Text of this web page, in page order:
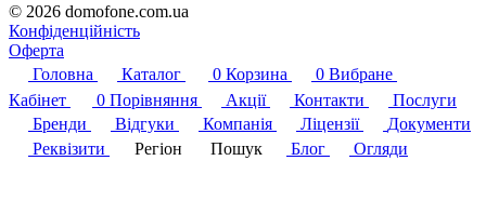
© 2026 domofone.com.ua
Конфіденційність
Оферта
Головна
Каталог 0 Корзина 0 Вибране
Кабінет
0 Порівняння Акції Контакти
Послуги
Бренди
Відгуки Компанія Ліцензії
Документи
Реквізити
Регіон Пошук Блог Огляди